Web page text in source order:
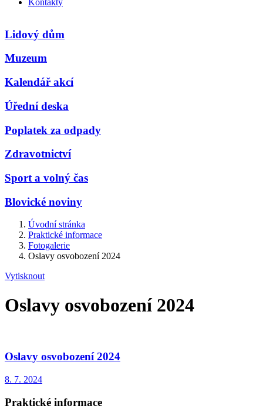
Kontakty
Lidový dům
Muzeum
Kalendář akcí
Úřední deska
Poplatek za odpady
Zdravotnictví
Sport a volný čas
Blovické noviny
Úvodní stránka
Praktické informace
Fotogalerie
Oslavy osvobození 2024
Vytisknout
Oslavy osvobození 2024
Oslavy osvobození 2024
8. 7. 2024
Praktické informace